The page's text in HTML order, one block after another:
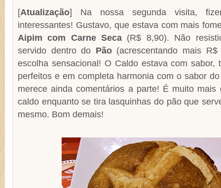
[Atualização] Na nossa segunda visita,
interessantes! Gustavo, que estava com mais
Aipim com Carne Seca (R$ 8,90). Não
servido dentro do Pão(acrescentando mais
escolha sensacional! O Caldo estava com sabor,
perfeitos e em completa harmonia com o sabor
merece ainda comentários a parte! É muito mais
caldo enquanto se tira lasquinhas do pão que
mesmo. Bom demais!